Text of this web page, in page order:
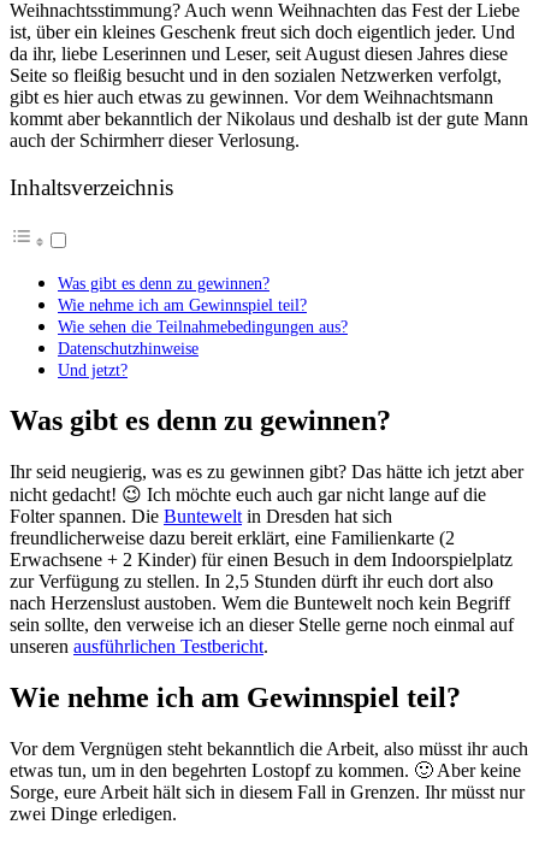
Weihnachtsstimmung? Auch wenn Weihnachten das Fest der Liebe
ist, über ein kleines Geschenk freut sich doch eigentlich jeder. Und
da ihr, liebe Leserinnen und Leser, seit August diesen Jahres diese
Seite so fleißig besucht und in den sozialen Netzwerken verfolgt,
gibt es hier auch etwas zu gewinnen. Vor dem Weihnachtsmann
kommt aber bekanntlich der Nikolaus und deshalb ist der gute Mann
auch der Schirmherr dieser Verlosung.
Inhaltsverzeichnis
Was gibt es denn zu gewinnen?
Wie nehme ich am Gewinnspiel teil?
Wie sehen die Teilnahmebedingungen aus?
Datenschutzhinweise
Und jetzt?
Was gibt es denn zu gewinnen?
Ihr seid neugierig, was es zu gewinnen gibt? Das hätte ich jetzt aber
nicht gedacht! 😉 Ich möchte euch auch gar nicht lange auf die
Folter spannen. Die Buntewelt in Dresden hat sich
freundlicherweise dazu bereit erklärt, eine Familienkarte (2
Erwachsene + 2 Kinder) für einen Besuch in dem Indoorspielplatz
zur Verfügung zu stellen. In 2,5 Stunden dürft ihr euch dort also
nach Herzenslust austoben. Wem die Buntewelt noch kein Begriff
sein sollte, den verweise ich an dieser Stelle gerne noch einmal auf
unseren ausführlichen Testbericht.
Wie nehme ich am Gewinnspiel teil?
Vor dem Vergnügen steht bekanntlich die Arbeit, also müsst ihr auch
etwas tun, um in den begehrten Lostopf zu kommen. 🙂 Aber keine
Sorge, eure Arbeit hält sich in diesem Fall in Grenzen. Ihr müsst nur
zwei Dinge erledigen.